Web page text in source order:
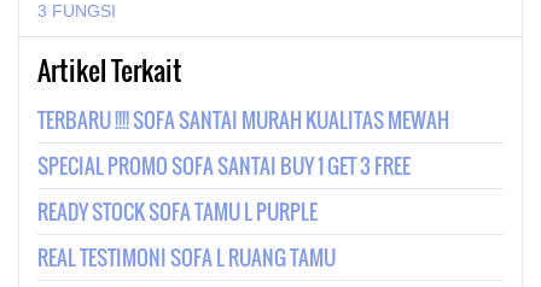
3 FUNGSI
Artikel Terkait
TERBARU !!!! SOFA SANTAI MURAH KUALITAS MEWAH
SPECIAL PROMO SOFA SANTAI BUY 1 GET 3 FREE
READY STOCK SOFA TAMU L PURPLE
REAL TESTIMONI SOFA L RUANG TAMU